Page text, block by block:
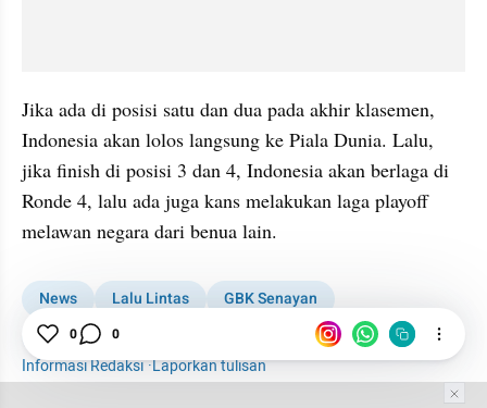
Jika ada di posisi satu dan dua pada akhir klasemen,
Indonesia akan lolos langsung ke Piala Dunia. Lalu,
jika finish di posisi 3 dan 4, Indonesia akan berlaga di
Ronde 4, lalu ada juga kans melakukan laga playoff
melawan negara dari benua lain.⁠
News Lalu Lintas
GBK Senayan
Kualifikasi Piala Dunia
China
Informasi Redaksi·Laporkan tulisan
0 0